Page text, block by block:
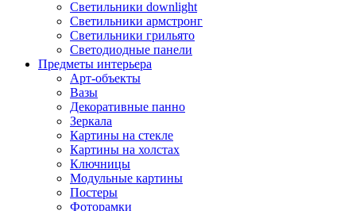
Светильники downlight
Светильники армстронг
Светильники грильято
Светодиодные панели
Предметы интерьера
Арт-объекты
Вазы
Декоративные панно
Зеркала
Картины на стекле
Картины на холстах
Ключницы
Модульные картины
Постеры
Фоторамки